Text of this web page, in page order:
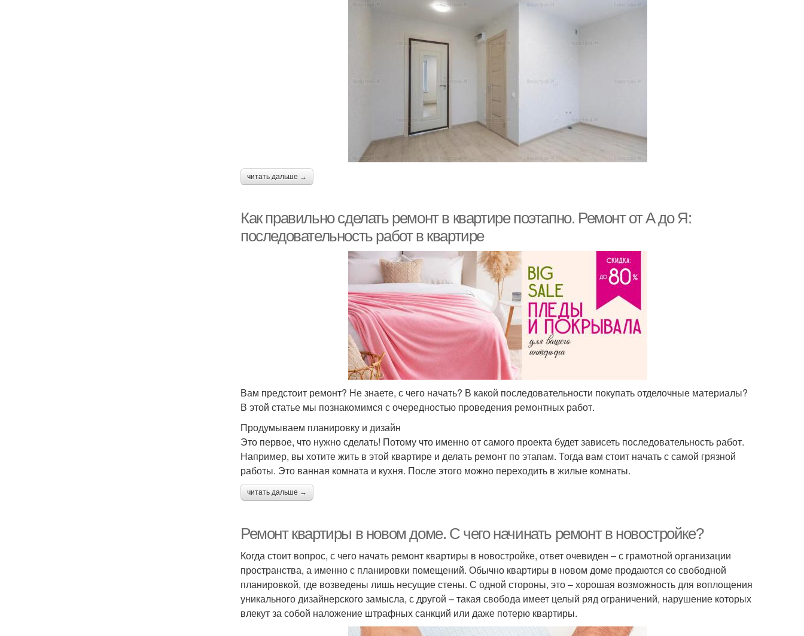
читать дальше →
Как правильно сделать ремонт в квартире поэтапно. Ремонт от А до Я:
последовательность работ в квартире
Вам предстоит ремонт? Не знаете, с чего начать? В какой последовательности покупать отделочные материалы?
В этой статье мы познакомимся с очередностью проведения ремонтных работ.
Продумываем планировку и дизайн
Это первое, что нужно сделать! Потому что именно от самого проекта будет зависеть последовательность работ.
Например, вы хотите жить в этой квартире и делать ремонт по этапам. Тогда вам стоит начать с самой грязной
работы. Это ванная комната и кухня. После этого можно переходить в жилые комнаты.
читать дальше →
Ремонт квартиры в новом доме. С чего начинать ремонт в новостройке?
Когда стоит вопрос, с чего начать ремонт квартиры в новостройке, ответ очевиден – с грамотной организации
пространства, а именно с планировки помещений. Обычно квартиры в новом доме продаются со свободной
планировкой, где возведены лишь несущие стены. С одной стороны, это – хорошая возможность для воплощения
уникального дизайнерского замысла, с другой – такая свобода имеет целый ряд ограничений, нарушение которых
влекут за собой наложение штрафных санкций или даже потерю квартиры.